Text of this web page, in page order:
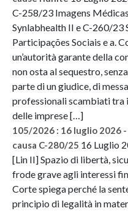
C-258/23 Imagens
Synlabhealth II e C-260/23
Participações Sociais e a.
un’autorità garante della
non osta al sequestro,
parte di un giudice, di
professionali scambiati tra
delle imprese […]
105/2026 : 16 luglio 2026
causa C-280/25 16 Luglio
[Lin II] Spazio di libertà,
frode grave agli interessi
Corte spiega perché la
principio di legalità in